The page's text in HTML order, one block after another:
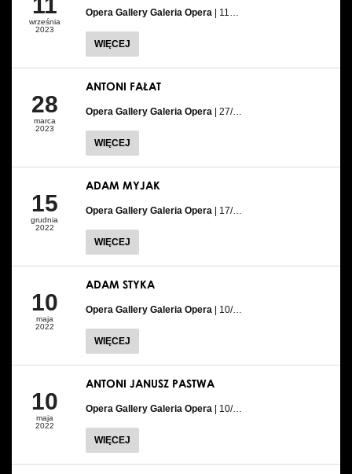
września
2023
Opera Gallery Galeria Opera | 11…
WIĘCEJ
28
marca
2023
ANTONI FAŁAT
Opera Gallery Galeria Opera | 27/…
WIĘCEJ
15
grudnia
2022
ADAM MYJAK
Opera Gallery Galeria Opera | 17/…
WIĘCEJ
10
maja
2022
ADAM STYKA
Opera Gallery Galeria Opera | 10/…
WIĘCEJ
10
maja
2022
ANTONI JANUSZ PASTWA
Opera Gallery Galeria Opera | 10/…
WIĘCEJ